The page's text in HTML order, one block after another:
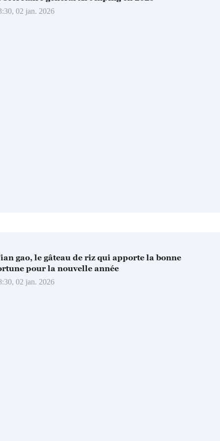
02 jan. 2026
gao, le gâteau de riz qui apporte la bonne
pour la nouvelle année
02 jan. 2026